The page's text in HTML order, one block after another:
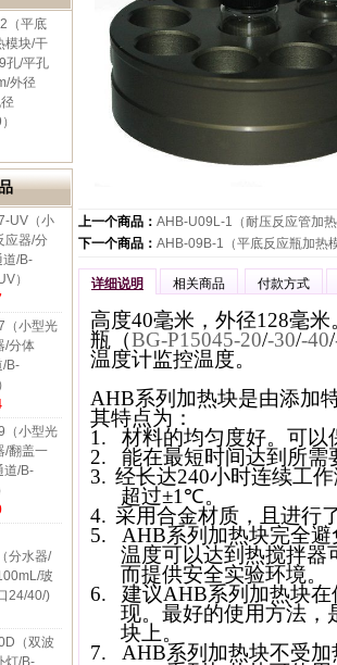
（平底
模块/干
孔/平孔
外径
UV（小
应器/分
道/B-
）
（小型光
/分体
/B-
（小型光
/翻盖一
道/B-
分水器/
玻
24/40/)
（双波
灯/B-
上一个商品： AHB-U09L-1（耐压反应管加
下一个商品： AHB-09B-1（平底反应瓶加热
详细说明 相关商品 付款方式
高度40毫米，外径128毫
瓶（BG-P15045-20/-30/-40/
温度计监控温度。
AHB系列加热块是由添加
其特点为：
1.
材料的均匀度好。可以
2.
能在最短时间达到所需
3. 经长达240小时连续工
超过±1 ℃。
4. 采用合金材质，且进行
5.
AHB系列加热块完全
温度可以达到热搅拌器
而提供安全实验环境。
6.
建议AHB系列加热块
现。最好的使用方法，
块上。
7.
AHB系列加热块不受